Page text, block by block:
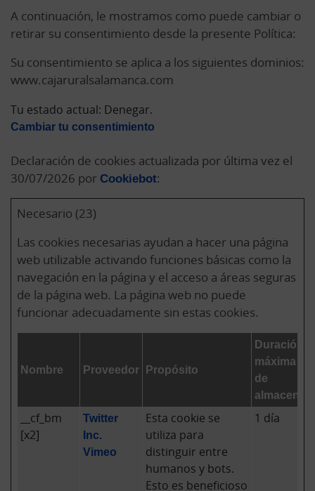
A continuación, le mostramos como puede cambiar o
retirar su consentimiento desde la presente Política:
Su consentimiento se aplica a los siguientes dominios:
www.cajaruralsalamanca.com
Tu estado actual: Denegar.
Cambiar tu consentimiento
Declaración de cookies actualizada por última vez el
30/07/2026 por Cookiebot:
Necesario (23)
Las cookies necesarias ayudan a hacer una página
web utilizable activando funciones básicas como la
navegación en la página y el acceso a áreas seguras
de la página web. La página web no puede
funcionar adecuadamente sin estas cookies.
Nombre Proveedor Propósito
Duración
máxima
de
__cf_bm
[x2]
Twitter
Inc.
Vimeo
Esta cookie se
utiliza para
distinguir entre
humanos y bots.
Esto es beneficioso
1 día